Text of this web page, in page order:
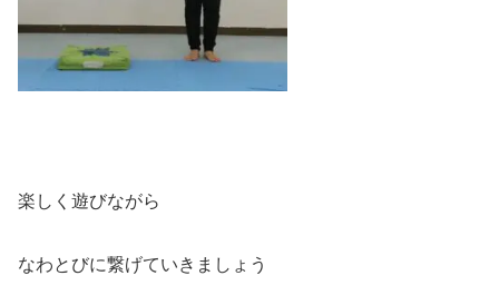
楽しく遊びながら
なわとびに繋げていきましょう